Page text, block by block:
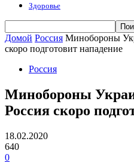
Здоровье
Домой Россия Минобороны
скоро подготовит нападение
Россия
Минобороны
Россия скоро
18.02.2020
640
0